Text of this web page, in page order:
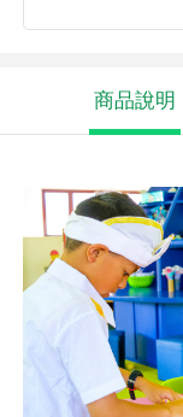
商品說明